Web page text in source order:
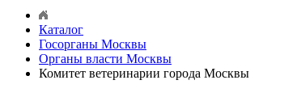
Каталог
Госорганы Москвы
Органы власти Москвы
Комитет ветеринарии города Москвы